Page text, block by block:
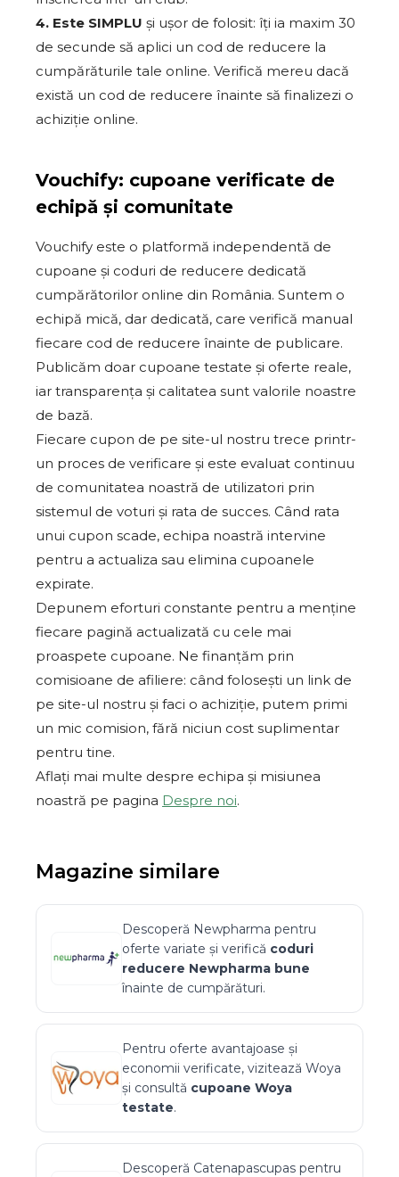
4. Este SIMPLU și ușor de folosit: îți ia maxim 30
de secunde să aplici un cod de reducere la
cumpărăturile tale online. Verifică mereu dacă
există un cod de reducere înainte să finalizezi o
achiziție online.
Vouchify: cupoane verificate de
echipă și comunitate
Vouchify este o platformă independentă de
cupoane și coduri de reducere dedicată
cumpărătorilor online din România. Suntem o
echipă mică, dar dedicată, care verifică manual
fiecare cod de reducere înainte de publicare.
Publicăm doar cupoane testate și oferte reale,
iar transparența și calitatea sunt valorile noastre
de bază.
Fiecare cupon de pe site-ul nostru trece printr-
un proces de verificare și este evaluat continuu
de comunitatea noastră de utilizatori prin
sistemul de voturi și rata de succes. Când rata
unui cupon scade, echipa noastră intervine
pentru a actualiza sau elimina cupoanele
expirate.
Depunem eforturi constante pentru a menține
fiecare pagină actualizată cu cele mai
proaspete cupoane. Ne finanțăm prin
comisioane de afiliere: când folosești un link de
pe site-ul nostru și faci o achiziție, putem primi
un mic comision, fără niciun cost suplimentar
pentru tine.
Aflați mai multe despre echipa și misiunea
noastră pe pagina Despre noi.
Magazine similare
Descoperă Newpharma pentru
oferte variate și verifică coduri
reducere Newpharma bune
înainte de cumpărături.
Pentru oferte avantajoase și
economii verificate, vizitează Woya
și consultă cupoane Woya
testate.
Descoperă Catenapascupas pentru